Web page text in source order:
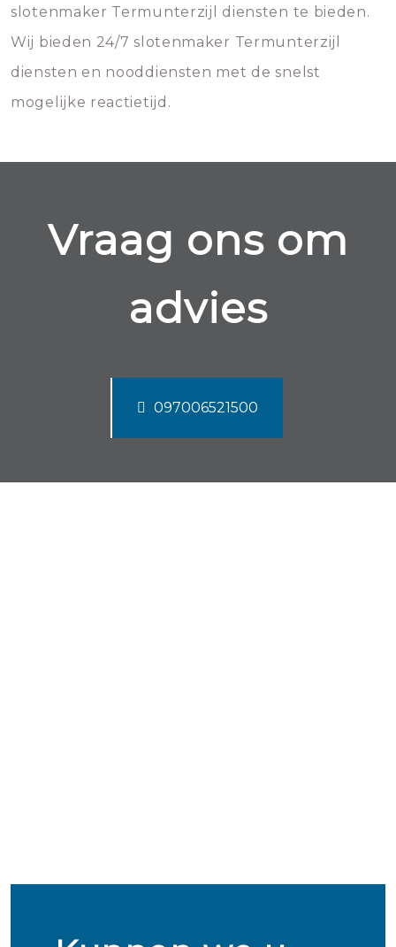
slotenmaker Termunterzijl diensten te bieden.
Wij bieden 24/7 slotenmaker Termunterzijl
diensten en nooddiensten met de snelst
mogelijke reactietijd.
Vraag ons om
advies
097006521500